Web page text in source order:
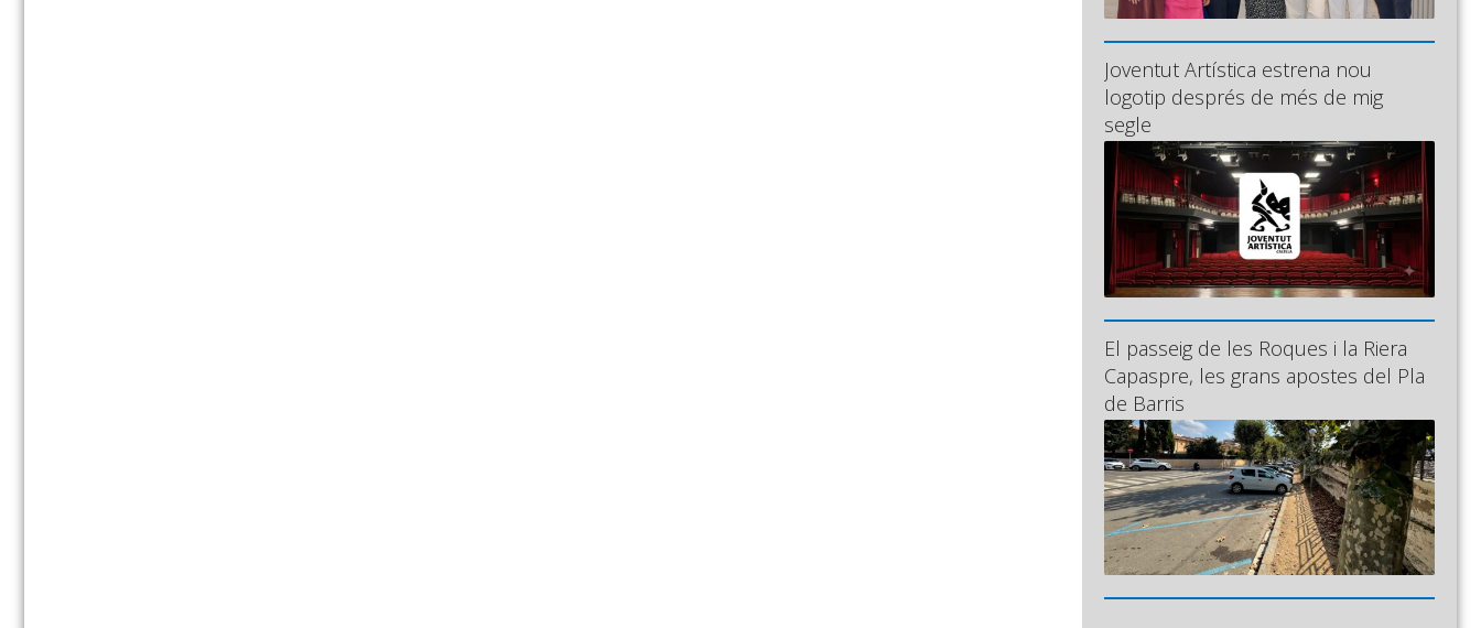
Joventut Artística estrena nou
logotip després de més de mig
segle
El passeig de les Roques i la Riera
Capaspre, les grans apostes del Pla
de Barris